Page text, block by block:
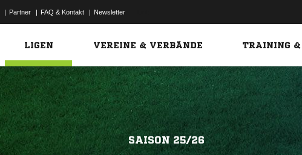
| Partner | FAQ & Kontakt | Newsletter
LIGEN VEREINE & VERBÄNDE TRAINING &
SAISON 25/26